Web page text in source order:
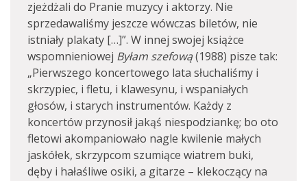
zjeżdżali do Pranie muzycy i aktorzy. Nie
sprzedawaliśmy jeszcze wówczas biletów, nie
istniały plakaty […]”. W innej swojej książce
wspomnieniowej Byłam szefową(1988) pisze tak:
„Pierwszego koncertowego lata słuchaliśmy i
skrzypiec, i fletu, i klawesynu, i wspaniałych
głosów, i starych instrumentów. Każdy z
koncertów przynosił jakąś niespodziankę; bo oto
fletowi akompaniowało nagle kwilenie małych
jaskółek, skrzypcom szumiące wiatrem buki,
dęby i hałaśliwe osiki, a gitarze – klekoczący na